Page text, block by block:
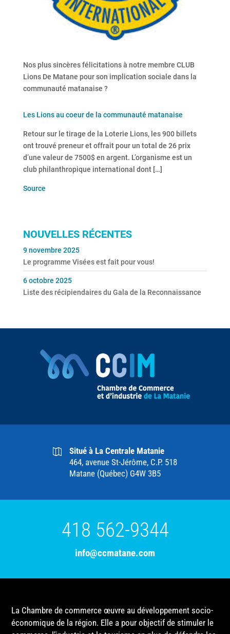
Nos plus sincères félicitations à notre membre CLUB
Lions De Matane pour son implication sociale dans la
communauté matanaise ?
Les Lions au coeur de la communauté matanaise
Retour sur le tirage de la Loterie Lions, les 900 billets
ont trouvé preneur et offrait pour un total de 26 prix
d’une valeur de 7500$ en argent. L’organisme est un
club philanthropique international dont […]
Source
NOUVELLES RÉCENTES
Le programme Visées est fait pour vous!
9 novembre 2025
Liste des récipiendaires du Gala de la Reconnaissance
6 octobre 2025
Situé à La Centrale Matanie
464, avenue St-Jérôme, C.P. 518
Matane (Québec) G4W 3B5
418 562-9344
info@ccmatane.com
La Chambre de commerce œuvre au développement socio-
économique de la région. Elle a pour objectif de stimuler le